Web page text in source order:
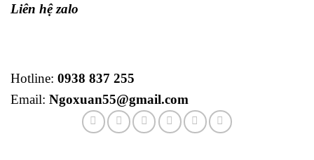
Liên hệ zalo
Hotline: 0938 837 255
Email: Ngoxuan55@gmail.com